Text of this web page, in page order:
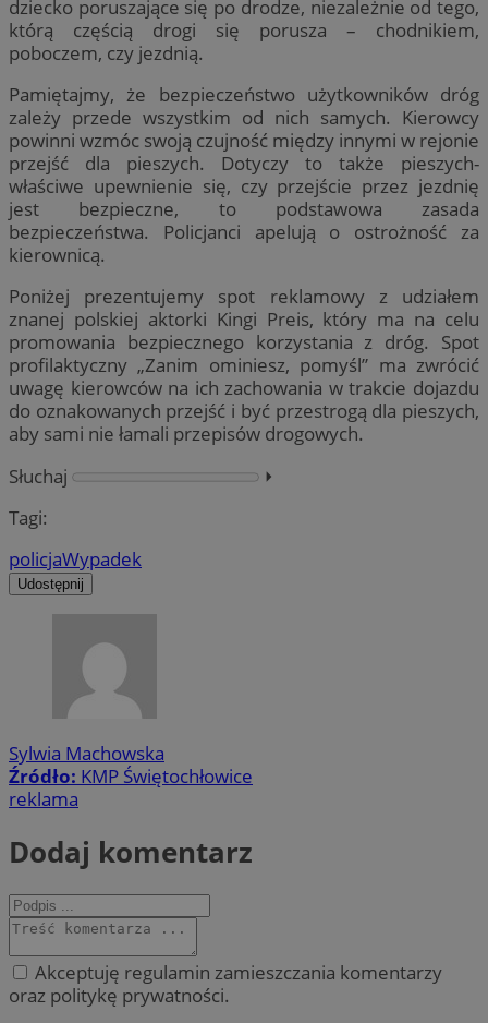
dziecko poruszające się po drodze, niezależnie od tego,
którą częścią drogi się porusza – chodnikiem,
poboczem, czy jezdnią.
Pamiętajmy, że bezpieczeństwo użytkowników dróg
zależy przede wszystkim od nich samych. Kierowcy
powinni wzmóc swoją czujność między innymi w rejonie
przejść dla pieszych. Dotyczy to także pieszych-
właściwe upewnienie się, czy przejście przez jezdnię
jest bezpieczne, to podstawowa zasada
bezpieczeństwa. Policjanci apelują o ostrożność za
kierownicą.
Poniżej prezentujemy spot reklamowy z udziałem
znanej polskiej aktorki Kingi Preis, który ma na celu
promowania bezpiecznego korzystania z dróg. Spot
profilaktyczny „Zanim ominiesz, pomyśl” ma zwrócić
uwagę kierowców na ich zachowania w trakcie dojazdu
do oznakowanych przejść i być przestrogą dla pieszych,
aby sami nie łamali przepisów drogowych.
Słuchaj
⏵︎
Tagi:
policjaWypadek
Udostępnij
Sylwia Machowska
Źródło: KMP Świętochłowice
reklama
Dodaj komentarz
Akceptuję regulamin zamieszczania komentarzy
oraz politykę prywatności.